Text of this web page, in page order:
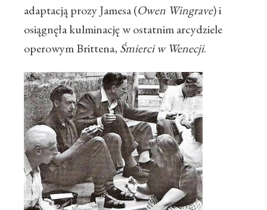
adaptacją prozy Jamesa (Owen Wingrave) i
osiągnęła kulminację w ostatnim arcydziele
operowym Brittena, Śmierci w Wenecji.